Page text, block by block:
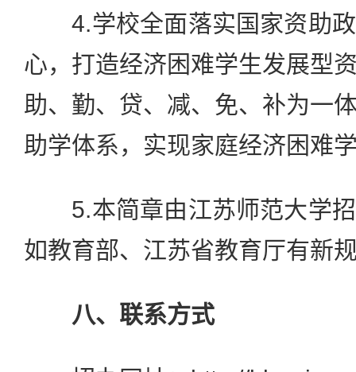
4.学校全面落实国家资助政
心，打造经济困难学生发展型
助、勤、贷、减、免、补为一
助学体系，实现家庭经济困难
5.本简章由江苏师范大学招
如教育部、江苏省教育厅有新
八、联系方式